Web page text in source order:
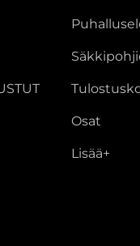
Osat
Lisää+